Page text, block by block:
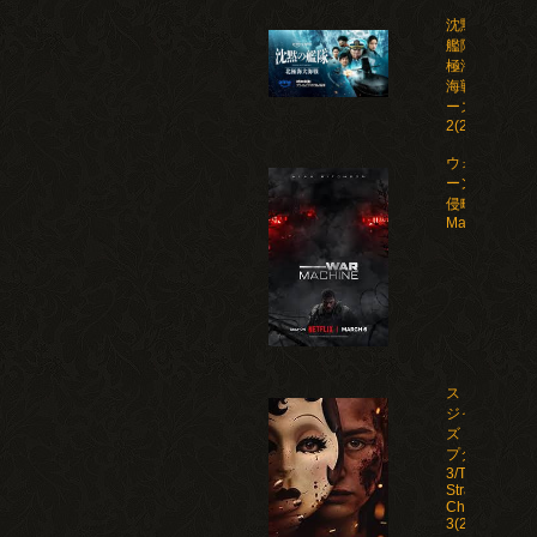
沈黙の
艦隊 北
極海大
海戦 シ
ーズン
2(2026)
ウォー・マシ
ーン: 未知な
侵略者/War
ストレン
ジャー
ズ：チャ
プター
3/The
Strangers:
Chapter
3(2026)